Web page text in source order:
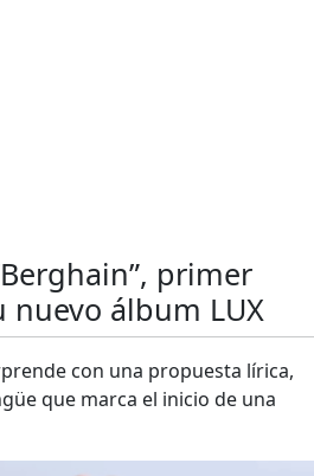
primer
nuevo álbum LUX
con una propuesta lírica,
que marca el inicio de una